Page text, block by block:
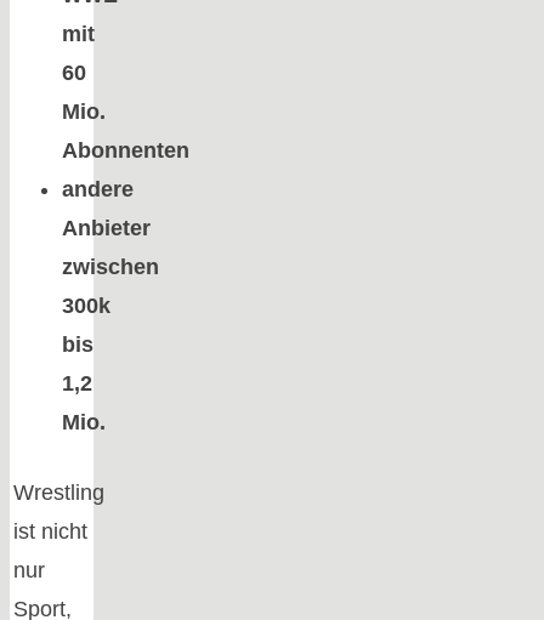
mit
60
Mio.
Abonnenten
andere
Anbieter
zwischen
300k
bis
1,2
Mio.
Wrestling
ist nicht
nur
Sport,